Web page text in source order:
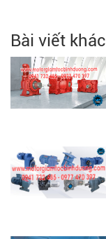
Bài viết khác